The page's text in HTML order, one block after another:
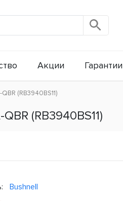
Акции Гарантии
(RB3940BS11)
(RB3940BS11)
Bushnell